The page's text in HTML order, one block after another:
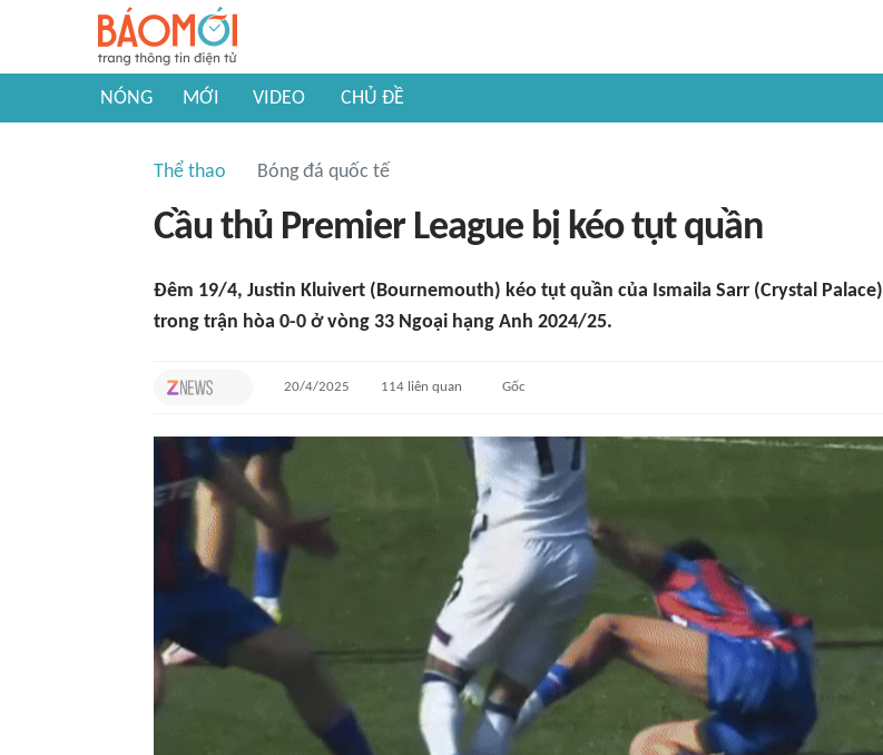
NÓNG MỚI VIDEO CHỦ ĐỀ
Thể thao Bóng đá quốc tế
Cầu thủ Premier League bị kéo tụt quần
Đêm 19/4, Justin Kluivert (Bournemouth) kéo tụt quần của Ismaila Sarr (Crystal Palace)
trong trận hòa 0-0 ở vòng 33 Ngoại hạng Anh 2024/25.
20/4/2025 114 liên quan Gốc